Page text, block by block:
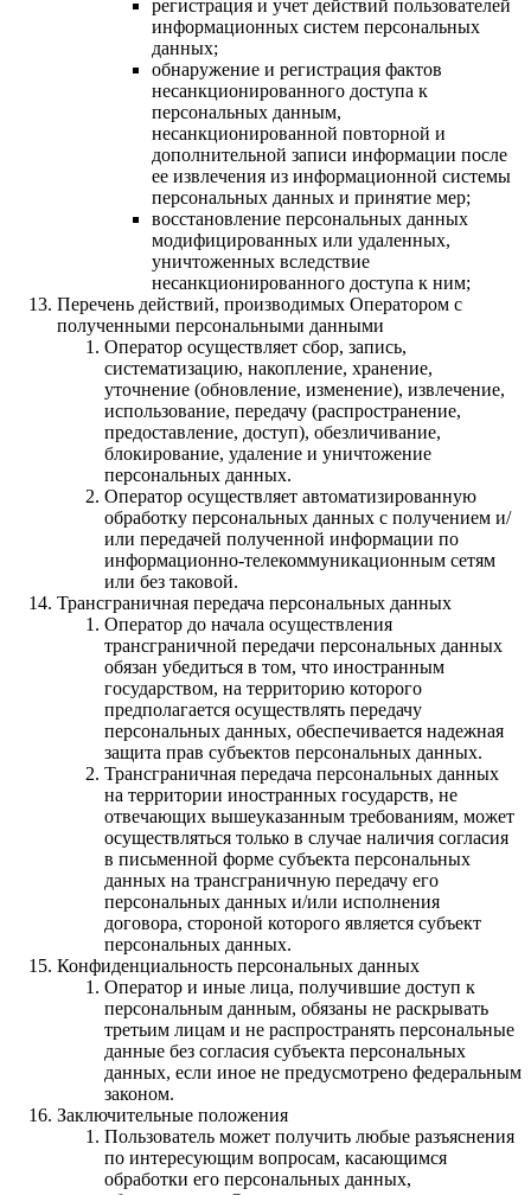
регистрация и учет действий пользователей
информационных систем персональных
данных;
обнаружение и регистрация фактов
несанкционированного доступа к
персональных данным,
несанкционированной повторной и
дополнительной записи информации после
ее извлечения из информационной системы
персональных данных и принятие мер;
восстановление персональных данных
модифицированных или удаленных,
уничтоженных вследствие
несанкционированного доступа к ним;
Перечень действий, производимых Оператором с
полученными персональными данными
Оператор осуществляет сбор, запись,
систематизацию, накопление, хранение,
уточнение (обновление, изменение), извлечение,
использование, передачу (распространение,
предоставление, доступ), обезличивание,
блокирование, удаление и уничтожение
персональных данных.
Оператор осуществляет автоматизированную
обработку персональных данных с получением и/
или передачей полученной информации по
информационно-телекоммуникационным сетям
или без таковой.
Трансграничная передача персональных данных
Оператор до начала осуществления
трансграничной передачи персональных данных
обязан убедиться в том, что иностранным
государством, на территорию которого
предполагается осуществлять передачу
персональных данных, обеспечивается надежная
защита прав субъектов персональных данных.
Трансграничная передача персональных данных
на территории иностранных государств, не
отвечающих вышеуказанным требованиям, может
осуществляться только в случае наличия согласия
в письменной форме субъекта персональных
данных на трансграничную передачу его
персональных данных и/или исполнения
договора, стороной которого является субъект
персональных данных.
Конфиденциальность персональных данных
Оператор и иные лица, получившие доступ к
персональным данным, обязаны не раскрывать
третьим лицам и не распространять персональные
данные без согласия субъекта персональных
данных, если иное не предусмотрено федеральным
законом.
Заключительные положения
Пользователь может получить любые разъяснения
по интересующим вопросам, касающимся
обработки его персональных данных,